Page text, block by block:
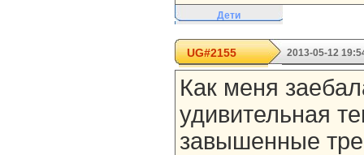
Дети
UG#2155 2013-05-12
Как меня
удивительная
завышенные